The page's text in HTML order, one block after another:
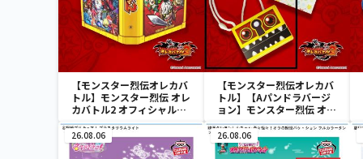
【モンスター烈伝オレカバ
トル】モンスター烈伝 オレ
カバトル2 オフィシャルカ
ードバインダー
【モンスター烈伝オレカバ
トル】【Aパンドラバージ
ョン】モンスター烈伝 オレ
カバトル2 オフィシャルカ
ードストレージ
26.08.06 26.08.06